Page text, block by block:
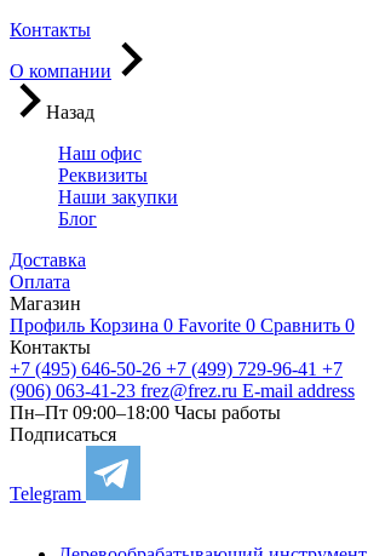
Контакты
О компании
Назад
Наш офис
Реквизиты
Наши закупки
Блог
Доставка
Оплата
Магазин
Профиль Корзина 0 Favorite 0 Сравнить 0
Контакты
+7 (495) 646-50-26 +7 (499) 729-96-41 +7
(906) 063-41-23 frez@frez.ru E-mail address
Пн–Пт 09:00–18:00 Часы работы
Подписаться
Telegram